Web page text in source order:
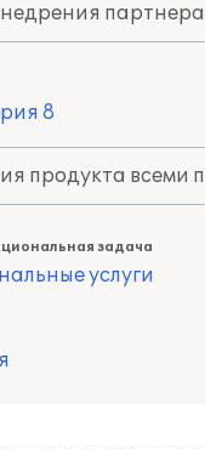
партнера
8
продукта всеми
задача
услуги